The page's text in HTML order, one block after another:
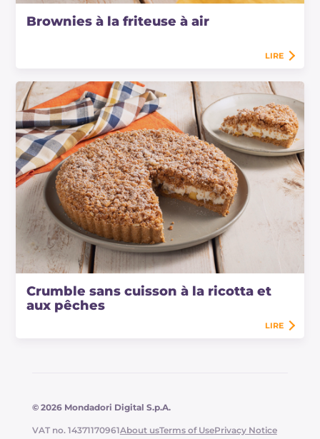
Brownies à la friteuse à air
LIRE
Crumble sans cuisson à la ricotta et
aux pêches
LIRE
© 2026 Mondadori Digital S.p.A.
VAT no. 14371170961About usTerms of UsePrivacy Notice